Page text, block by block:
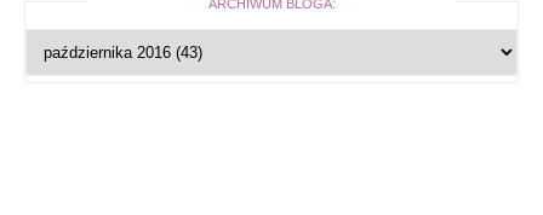
ARCHIWUM BLOGA: